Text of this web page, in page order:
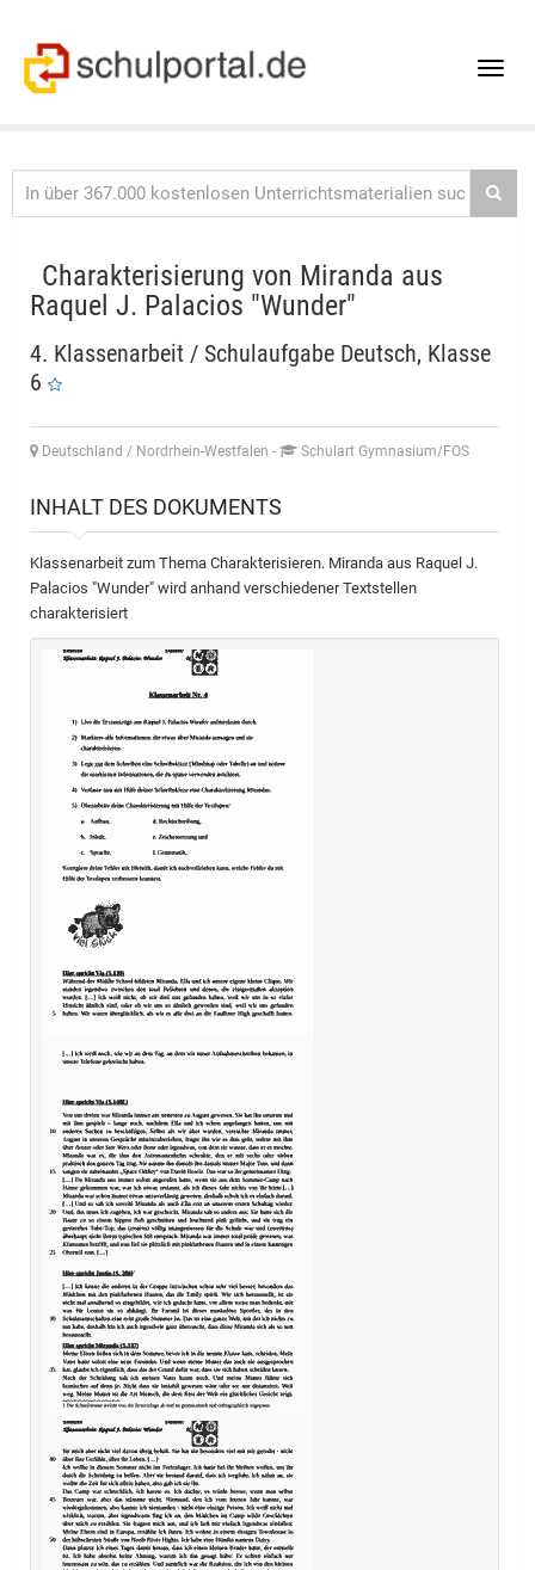
Toggle
Charakterisierung von Miranda aus
Raquel J. Palacios "Wunder"
4. Klassenarbeit / Schulaufgabe Deutsch, Klasse
6
Deutschland / Nordrhein-Westfalen - Schulart Gymnasium/FOS
INHALT DES DOKUMENTS
Klassenarbeit zum Thema Charakterisieren. Miranda aus Raquel J.
Palacios "Wunder" wird anhand verschiedener Textstellen
charakterisiert